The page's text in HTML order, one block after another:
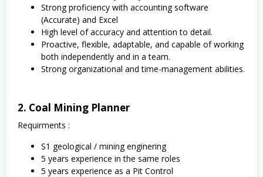
Strong proficiency with accounting software
(Accurate) and Excel
High level of accuracy and attention to detail.
Proactive, flexible, adaptable, and capable of working
both independently and in a team.
Strong organizational and time-management abilities.
2. Coal Mining Planner
Requirments :
S1 geological / mining enginering
5 years experience in the same roles
5 years experience as a Pit Control